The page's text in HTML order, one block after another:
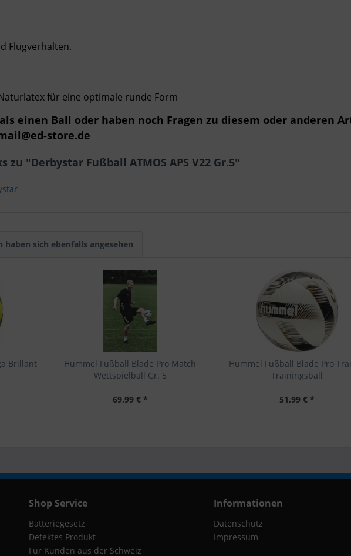
Flugverhalten.
für eine optimale runde Form
einen Ball oder haben noch Fragen zu diesem oder anderen
store.de
"Derbystar Fußball ATMOS APS V22 Gr.5"
haben sich ebenfalls angesehen
Brillant
Hummel Fußball Blade Pro Match
Wettspielball Gr. 5
69,99 € *
Hummel Fußball Blade Pro
Trainingsball
51,99 € *
Shop Service
Batteriegesetz
Defektes Produkt
Für Kunden aus der Schweiz
Informationen
Datenschutz
Impressum